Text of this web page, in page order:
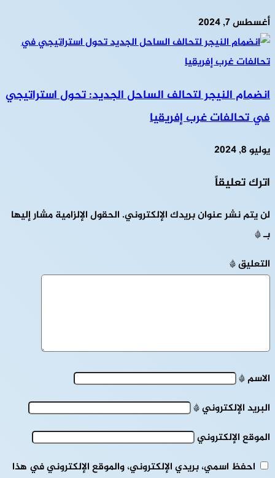
أغسطس 7, 2024
انضمام النيجر لتحالف الساحل الجديد: تحول استراتيجي
في تحالفات غرب إفريقيا
يوليو 8, 2024
اترك تعليقاً
لن يتم نشر عنوان بريدك الإلكتروني. الحقول الإلزامية مشار إليها
بـ*
التعليق*
الاسم*
البريد الإلكتروني*
الموقع الإلكتروني
احفظ اسمي، بريدي الإلكتروني، والموقع الإلكتروني في هذا